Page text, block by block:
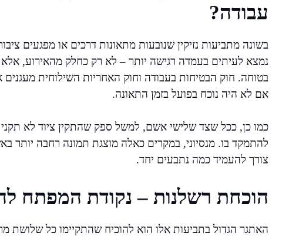
עבודה?
בשונה מתביעות נזיקין שנובעות מתאונות דרכים או מפגעים
נמצא לעיתים בעמדה רגישה יותר – לא רק כחלק מהאירוע,
בטוחה. חוק הבטיחות בעבודה וחוק האחריות השילוחית
אם לא היה נוכח בפועל בזמן התאונה.
כמו כן, ככל שצד שלישי אשם, למשל ספק שהתקין ציוד לא
להתמקד בו. מנסיוני, במקרים כאלה מוצגת תמונה רחבה יותר
צורך להעמיד כמה נתבעים יחד.
הוכחת רשלנות – נקודת המפתח
האתגר הגדול בתביעות אלו הוא להוכיח שהתקיימו כל שלושת